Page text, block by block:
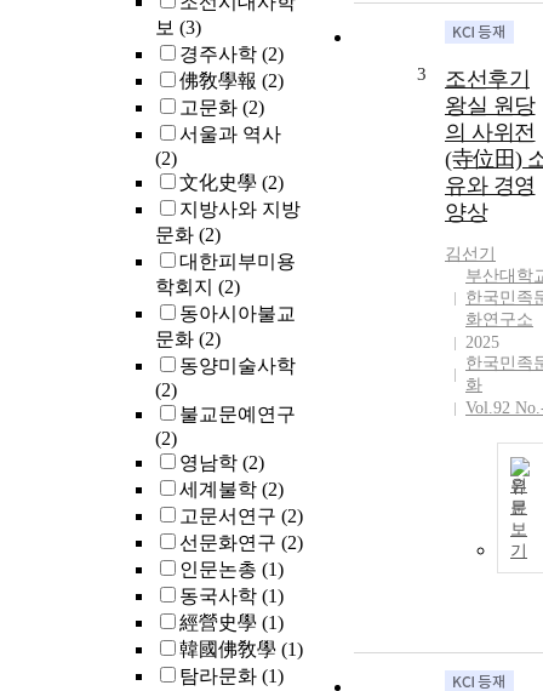
보 (3)
경주사학 (2)
佛敎學報 (2)
고문화 (2)
서울과 역사
(2)
文化史學 (2)
지방사와 지방
문화 (2)
대한피부미용
학회지 (2)
동아시아불교
문화 (2)
동양미술사학
(2)
불교문예연구
(2)
영남학 (2)
세계불학 (2)
고문서연구 (2)
선문화연구 (2)
인문논총 (1)
동국사학 (1)
經營史學 (1)
韓國佛敎學 (1)
탐라문화 (1)
면서 불교에
한 억압은 더
가중되었다.
러한 억불정책
과 여러 악조
속에서도 조선
후기 불교가
존될 수 있는
러 조건도 있
해서 불교계가
보여준 忠君愛
國的 활약은
배층의 억불정
책에 다소나마
변화를 초래하
였다. 국가적
이 보여준 살
의 희생은 사
적 안정과 더
어 僧役化되어
국가 재정은
론 지방 재정
질적 기여와
불어 신앙적
3
조선후기
왕실 원당
의 사위전
(寺位田)
유와 경영
양상
김선기
부산대학
한국민족
화연구소
2025
한국민족
화
Vol.92
원
문
보
기